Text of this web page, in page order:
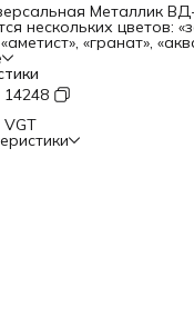
Металлик
нескольких цветов:
«гранат»,
эффект эмали
покрытия и способа
и
для декоративной
(минеральных,
обоев, изделий из
14248
VGT